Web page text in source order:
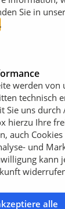
Sie in
.
werden von
technisch
Sie uns
hierzu Ihre
auch
und
kann
alle